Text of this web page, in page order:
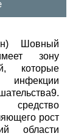
Шовный
зону
которые
инфекции
средство
рост
области